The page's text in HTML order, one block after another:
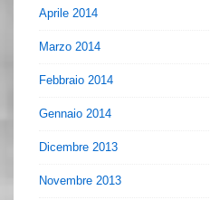
Aprile 2014
Marzo 2014
Febbraio 2014
Gennaio 2014
Dicembre 2013
Novembre 2013